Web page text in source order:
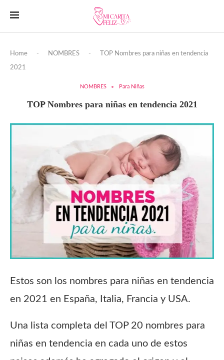
Home - NOMBRES - TOP Nombres para niñas en tendencia
2021
NOMBRES Para Niñas
TOP Nombres para niñas en tendencia 2021
Estos son los nombres para niñas en tendencia
en 2021 en España, Italia, Francia y USA.
Una lista completa del TOP 20 nombres para
niñas en tendencia en cada uno de estos